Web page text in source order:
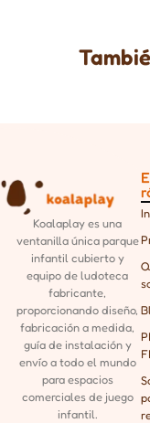
Koalaplay es una
ventanilla única parque
infantil cubierto y
equipo de ludoteca
fabricante,
proporcionandodiseño,
fabricación a medida,
guía de instalación y
envío a todo el mundo
para espacios
comerciales de juego
infantil.